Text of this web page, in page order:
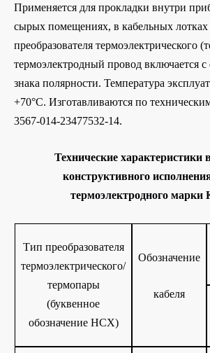
Применяется для прокладки внутри
сырых помещениях, в кабельных
преобразователя термоэлектрического
термоэлектродный провод включается
знака полярности. Температура
+70°С. Изготавливаются по
3567-014-23477532-14.
Технические характеристики
конструктивного
термоэлектродного
Тип преобразователя
термоэлектрического/
термопары
(буквенное
обозначение НСХ)
Обозначение
кабеля